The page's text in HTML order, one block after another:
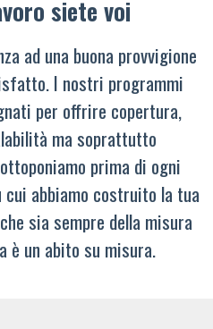
siete voi
ad una buona provvigione
I nostri programmi
per offrire copertura,
ma soprattutto
prima di ogni
abbiamo costruito la tua
sia sempre della misura
è un abito su misura.